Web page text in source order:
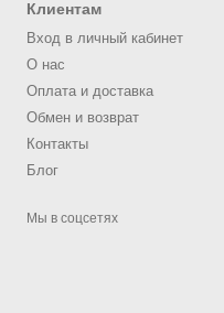
Клиентам
Вход в личный кабинет
О нас
Оплата и доставка
Обмен и возврат
Контакты
Блог
Мы в соцсетях